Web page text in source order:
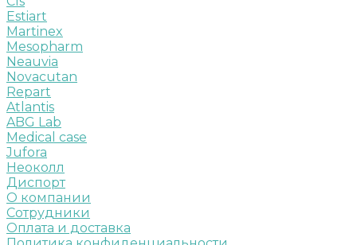
Estiart
Martinex
Mesopharm
Neauvia
Novacutan
Repart
Atlantis
ABG Lab
Medical case
Jufora
Неоколл
Диспорт
О компании
Сотрудники
Оплата и доставка